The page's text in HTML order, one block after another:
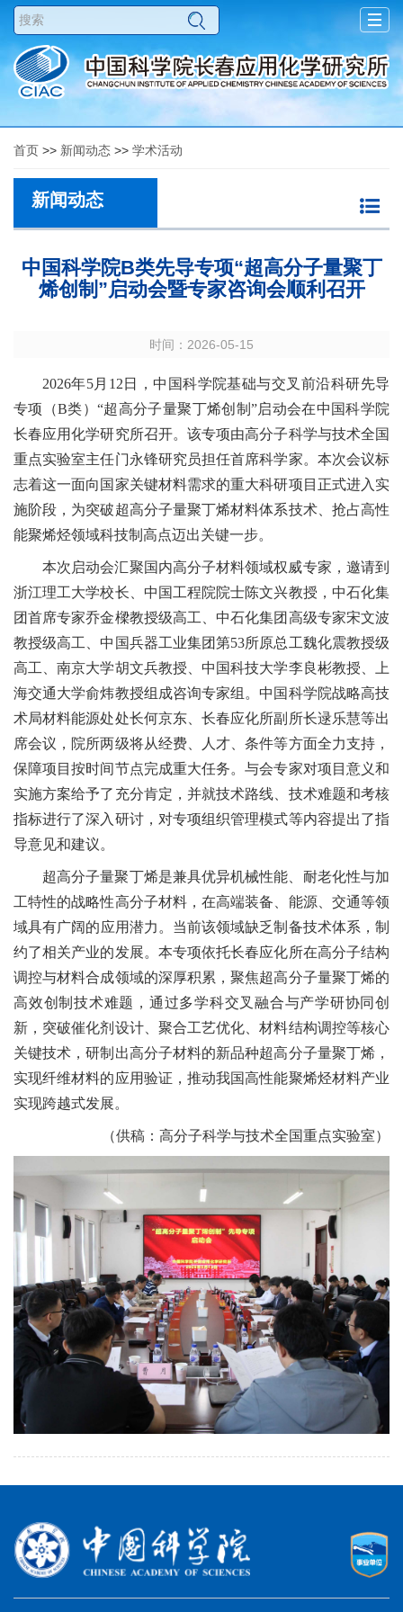
首页 >> 新闻动态 >> 学术活动
新闻动态
中国科学院B类先导专项“超高分子量聚丁
烯创制”启动会暨专家咨询会顺利召开
时间：2026-05-15
2026年5月 12日，中国科学院基础与交叉前沿科研先导
专项（B类）“超高分子量聚丁烯创制”启动会在中国科学院
长春应用化学研究所召开。该专项由高分子科学与技术全国
重点实验室主任门永锋研究员担任首席科学家。本次会议标
志着这一面向国家关键材料需求的重大科研项目正式进入实
施阶段， 为突破超高分子量聚丁烯材料体系技术、抢占高性
能聚烯烃领域科技制高点迈出关键一步。
本次启动会汇聚国内高分子材料领域权威专家，邀请到
浙江理工大学校长、中国工程院院士陈文兴教授 ， 中石化集
团首席专家乔金樑教授级高工、中石化集团 高级专家宋文波
教授级高工、中国兵器工业集团第53所原总工魏化震教授级
高工、南京大学胡文兵教授、中国科技大学李良彬教授、上
海交通大学俞炜教授组成咨询专家组。中国科学院战略高技
术局材料能源处处长何京东、长春应化所副所长逯乐慧等出
席会议，院所两级将从经费、人才、条件等方面全力支持，
保障项目按时间节点完成重大任务。与会专家对项目 意义和
实施方案给予了充分肯定，并就技术路线、 技术难题和考核
指标进行了深入研讨， 对专项组织管理模式等内容提出了指
导意见和建议。
超高分子量聚丁烯是兼具优异机械性能、耐老化性与加
工特性的战略性高分子材料，在高端装备、能源、交通等领
域具有广阔的应用潜力。当前该领域缺乏制备技术体系，制
约了相关产业的发展。本专项依托长春应化所在高分子结构
调控与材料合成领域的深厚积累，聚焦超高分子量聚丁烯的
高效创制技术难题，通过多学科交叉融合与产学研协同创
新，突破催化剂设计、聚合工艺优化、材料结构调控等核心
关键技术，研制出高分子材料的新品种超高分子量聚丁烯 ，
实现纤维材料的应用验证 ，推动我国高性能聚烯烃材料产业
实现跨越式发展。
（供稿： 高分子科学与技术全国重点实验室）